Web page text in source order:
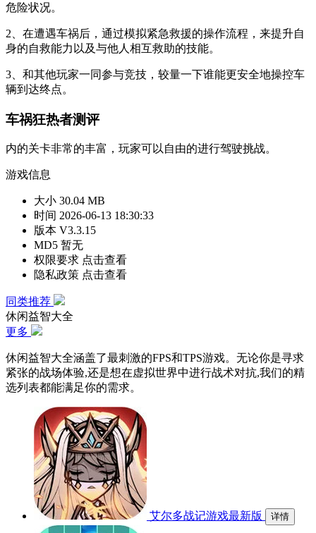
危险状况。
2、在遭遇车祸后，通过模拟紧急救援的操作流程，来提升自
身的自救能力以及与他人相互救助的技能。
3、和其他玩家一同参与竞技，较量一下谁能更安全地操控车
辆到达终点。
车祸狂热者测评
内的关卡非常的丰富，玩家可以自由的进行驾驶挑战。
游戏信息
大小 30.04 MB
时间 2026-06-13 18:30:33
版本 V3.3.15
MD5 暂无
权限要求 点击查看
隐私政策 点击查看
同类推荐
休闲益智大全
更多
休闲益智大全涵盖了最刺激的FPS和TPS游戏。无论你是寻求
紧张的战场体验,还是想在虚拟世界中进行战术对抗,我们的精
选列表都能满足你的需求。
艾尔多战记游戏最新版 详情